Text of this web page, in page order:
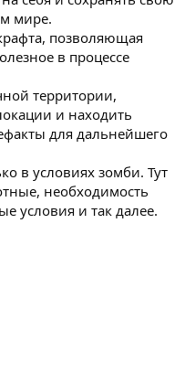
мире.
позволяющая
в процессе
территории,
и находить
для дальнейшего
в условиях зомби. Тут
необходимость
условия и так далее.